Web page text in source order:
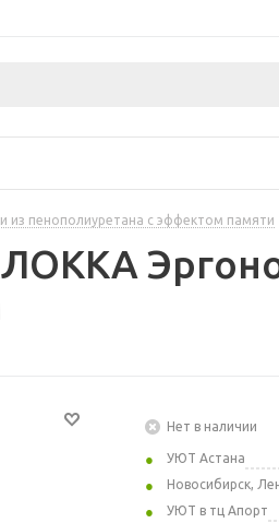
из пенополиуретана с эффектом памяти
Нет в наличии
УЮТ Астана
Новосибирск,
УЮТ в тц Апорт